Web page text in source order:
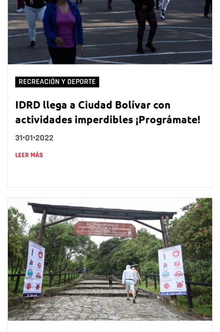
RECREACIÓN Y DEPORTE
IDRD llega a Ciudad Bolívar con
actividades imperdibles ¡Prográmate!
31•01•2022
LEER MÁS